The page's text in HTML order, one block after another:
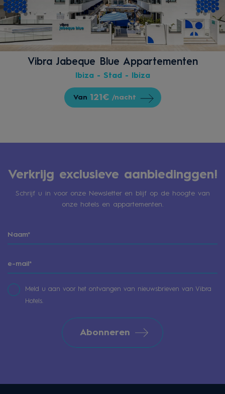
Vibra Jabeque Blue Appartementen
Ibiza - Stad - Ibiza
Van 121€ /nacht
Verkrijg exclusieve aanbiedinggen!
Schrijf u in voor onze Newsletter en blijf op de hoogte van
onze hotels en appartementen.
Meld u aan voor het ontvangen van nieuwsbrieven van Vibra
Hotels.
Abonneren